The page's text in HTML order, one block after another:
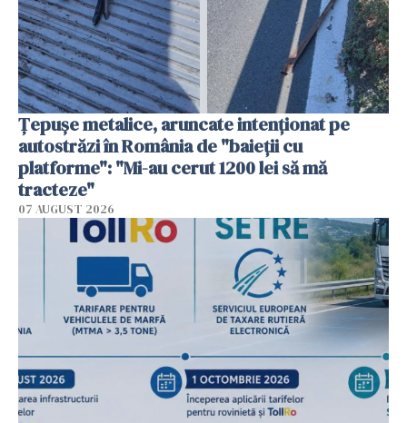
Țepușe metalice, aruncate intenționat pe
autostrăzi în România de "baieții cu
platforme": "Mi-au cerut 1200 lei să mă
tracteze"
07 AUGUST 2026